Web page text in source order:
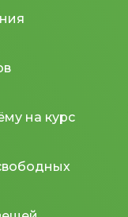
на курс